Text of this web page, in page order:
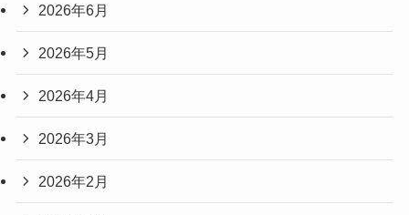
2026年6月
2026年5月
2026年4月
2026年3月
2026年2月